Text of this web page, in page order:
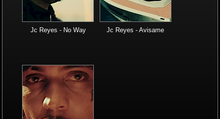
Jc Reyes - No Way Jc Reyes - Avisame